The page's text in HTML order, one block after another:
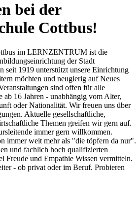
bei der
Cottbus!
im LERNZENTRUM ist die
der Stadt
seit 1919 unterstützt unsere Einrichtung
möchten und neugierig auf Neues
sind offen für alle
ab 16 Jahren - unabhängig vom Alter,
oder Nationalität. Wir freuen uns über
Aktuelle gesellschaftliche,
Themen greifen wir gern auf.
immer gern willkommen.
immer weit mehr als "die töpfern da nur".
und fachlich hoch qualifizierten
Freude und Empathie Wissen vermitteln.
- ob privat oder im Beruf. Probieren